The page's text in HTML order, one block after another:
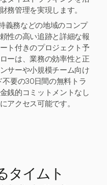
務管理を実現します。
義務などの地域のコンプ
性の高い追跡と詳細な報
ト付きのプロジェクト予
ーは、業務の効率性と正
サーや小規模チーム向け
要の30日間の無料トラ
銭的コミットメントなし
アクセス可能です。
タイムト